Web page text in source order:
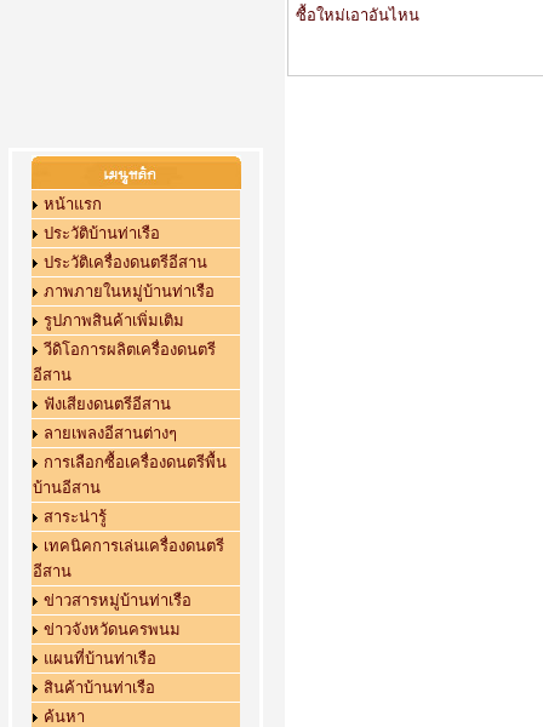
หน้าแรก
ประวัติบ้านท่าเรือ
ประวัติเครื่องดนตรีอีสาน
ภาพภายในหมู่บ้านท่าเรือ
รูปภาพสินค้าเพิ่มเติม
วีดิโอการผลิตเครื่องดนตรี
อีสาน
ฟังเสียงดนตรีอีสาน
ลายเพลงอีสานต่างๆ
การเลือกซื้อเครื่องดนตรีพื้น
บ้านอีสาน
สาระน่ารู้
เทคนิคการเล่นเครื่องดนตรี
อีสาน
ข่าวสารหมู่บ้านท่าเรือ
ข่าวจังหวัดนครพนม
แผนที่บ้านท่าเรือ
สินค้าบ้านท่าเรือ
ค้นหา
ซื้อใหม่เอาอันไหน